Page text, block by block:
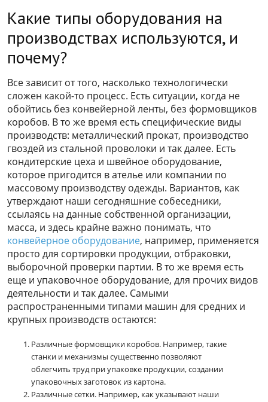
Какие типы оборудования на
производствах используются, и
почему?
Все зависит от того, насколько технологически
сложен какой-то процесс. Есть ситуации, когда не
обойтись без конвейерной ленты, без формовщиков
коробов. В то же время есть специфические виды
производств: металлический прокат, производство
гвоздей из стальной проволоки и так далее. Есть
кондитерские цеха и швейное оборудование,
которое пригодится в ателье или компании по
массовому производству одежды. Вариантов, как
утверждают наши сегодняшние собеседники,
ссылаясь на данные собственной организации,
масса, и здесь крайне важно понимать, что
конвейерное оборудование, например, применяется
просто для сортировки продукции, отбраковки,
выборочной проверки партии. В то же время есть
еще и упаковочное оборудование, для прочих видов
деятельности и так далее. Самыми
распространенными типами машин для средних и
крупных производств остаются:
Различные формовщики коробов. Например, такие
станки и механизмы существенно позволяют
облегчить труд при упаковке продукции, создании
упаковочных заготовок из картона.
Различные сетки. Например, как указывают наши